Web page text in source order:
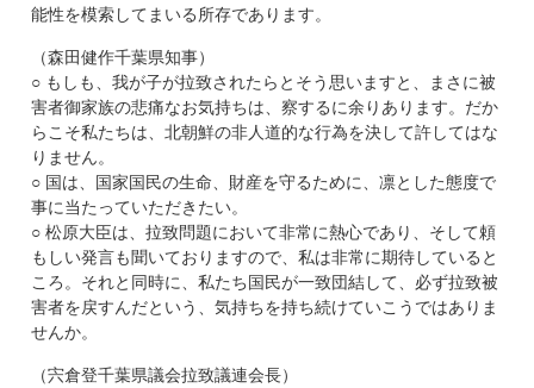
能性を模索してまいる所存であります。
（森田健作千葉県知事）
○ もしも、我が子が拉致されたらとそう思いますと、まさに被
害者御家族の悲痛なお気持ちは、察するに余りあります。だか
らこそ私たちは、北朝鮮の非人道的な行為を決して許してはな
りません。
○ 国は、国家国民の生命、財産を守るために、凛とした態度で
事に当たっていただきたい。
○ 松原大臣は、拉致問題において非常に熱心であり、そして頼
もしい発言も聞いておりますので、私は非常に期待していると
ころ。それと同時に、私たち国民が一致団結して、必ず拉致被
害者を戻すんだという、気持ちを持ち続けていこうではありま
せんか。
（宍倉登千葉県議会拉致議連会長）